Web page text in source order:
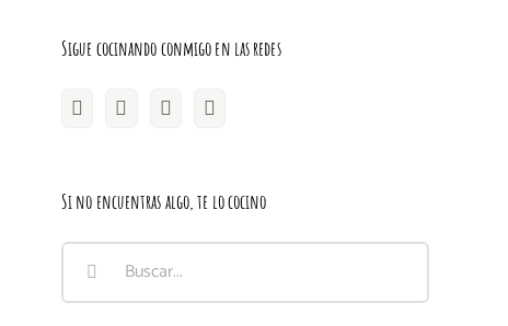
Sigue cocinando conmigo en las redes
Si no encuentras algo, te lo cocino
Buscar: